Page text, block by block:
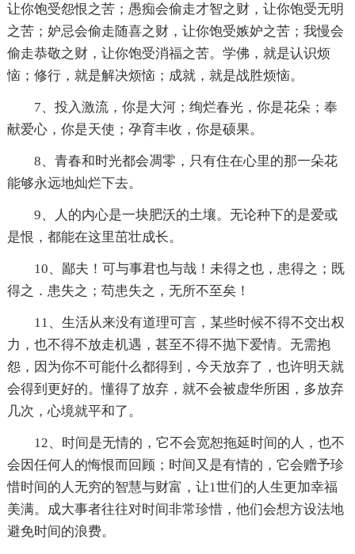
让你饱受怨恨之苦；愚痴会偷走才智之财，让你饱受无明
之苦；妒忌会偷走随喜之财，让你饱受嫉妒之苦；我慢会
偷走恭敬之财，让你饱受消福之苦。学佛，就是认识烦
恼；修行，就是解决烦恼；成就，就是战胜烦恼。
7、投入激流，你是大河；绚烂春光，你是花朵；奉
献爱心，你是天使；孕育丰收，你是硕果。
8、青春和时光都会凋零，只有住在心里的那一朵花
能够永远地灿烂下去。
9、人的内心是一块肥沃的土壤。无论种下的是爱或
是恨，都能在这里茁壮成长。
10、鄙夫！可与事君也与哉！未得之也，患得之；既
得之．患失之；苟患失之，无所不至矣！
11、生活从来没有道理可言，某些时候不得不交出权
力，也不得不放走机遇，甚至不得不抛下爱情。无需抱
怨，因为你不可能什么都得到，今天放弃了，也许明天就
会得到更好的。懂得了放弃，就不会被虚华所困，多放弃
几次，心境就平和了。
12、时间是无情的，它不会宽恕拖延时间的人，也不
会因任何人的悔恨而回顾；时间又是有情的，它会赠予珍
惜时间的人无穷的智慧与财富，让1世们的人生更加幸福
美满。成大事者往往对时间非常珍惜，他们会想方设法地
避免时间的浪费。